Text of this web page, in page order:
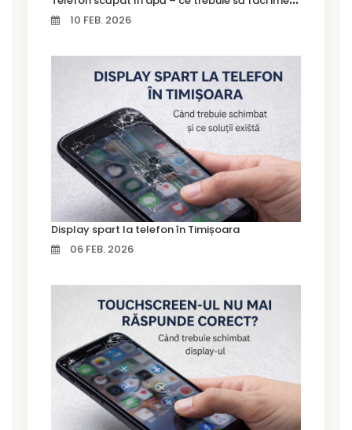
10 FEB. 2026
Display spart la telefon în Timișoara
06 FEB. 2026